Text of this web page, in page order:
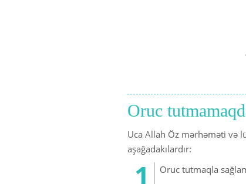
Oruc
Uca Allah Öz mərhəməti və
aşağadakılardır:
Oruc tutmaqla